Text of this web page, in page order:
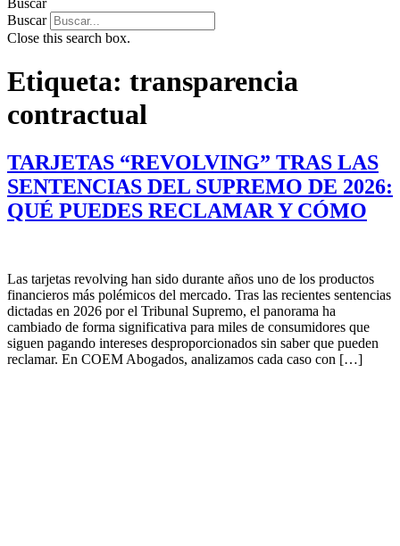
Buscar
Buscar
Close this search box.
Etiqueta: transparencia
contractual
TARJETAS “REVOLVING” TRAS LAS
SENTENCIAS DEL SUPREMO DE 2026:
QUÉ PUEDES RECLAMAR Y CÓMO
Las tarjetas revolving han sido durante años uno de los productos
financieros más polémicos del mercado. Tras las recientes sentencias
dictadas en 2026 por el Tribunal Supremo, el panorama ha
cambiado de forma significativa para miles de consumidores que
siguen pagando intereses desproporcionados sin saber que pueden
reclamar. En COEM Abogados, analizamos cada caso con […]